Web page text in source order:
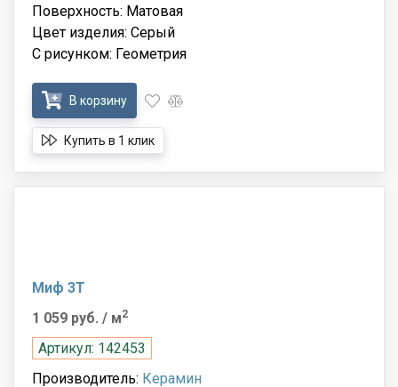
Поверхность: Матовая
Цвет изделия: Серый
С рисунком: Геометрия
В корзину
Купить в 1 клик
Миф 3Т
1 059 руб. / м2
Артикул: 142453
Производитель: Керамин